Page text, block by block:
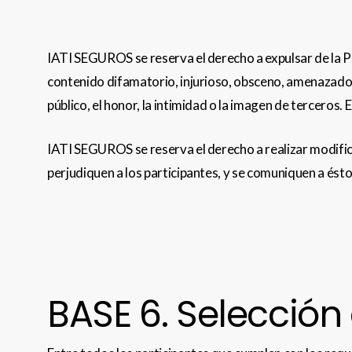
IATI SEGUROS se reserva el derecho a expulsar de
contenido difamatorio, injurioso, obsceno,
público, el honor, la intimidad o la imagen de terceros.
IATI SEGUROS se reserva el derecho a realizar
perjudiquen a los participantes, y se comuniquen a
BASE 6.